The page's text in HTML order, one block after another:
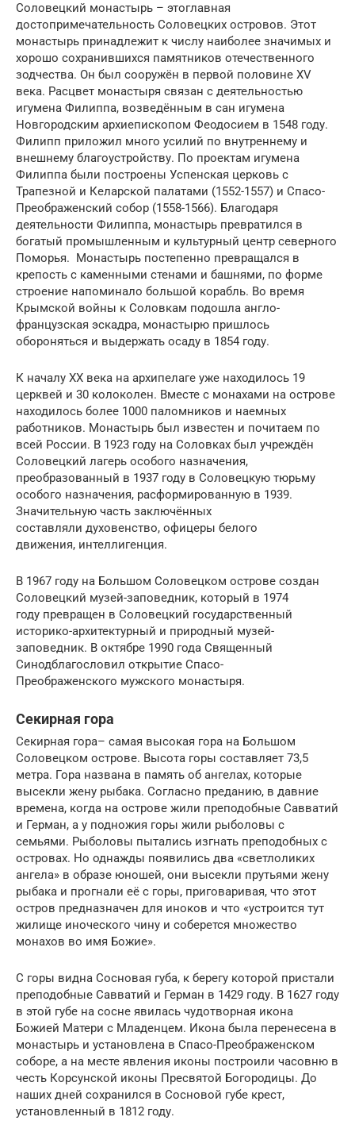
Соловецкий монастырь – этоглавная
достопримечательность Соловецких островов. Этот
монастырь принадлежит к числу наиболее значимых и
хорошо сохранившихся памятников отечественного
зодчества. Он был сооружён в первой половине XV
века. Расцвет монастыря связан с деятельностью
игумена Филиппа, возведённым в сан игумена
Новгородским архиепископом Феодосием в 1548 году.
Филипп приложил много усилий по внутреннему и
внешнему благоустройству. По проектам игумена
Филиппа были построены Успенская церковь с
Трапезной и Келарской палатами (1552-1557) и Спасо-
Преображенский собор (1558-1566). Благодаря
деятельности Филиппа, монастырь превратился в
богатый промышленным и культурный центр северного
Поморья. Монастырь постепенно превращался в
крепость с каменными стенами и башнями, по форме
строение напоминало большой корабль. Во время
Крымской войны к Соловкам подошла англо-
французская эскадра, монастырю пришлось
обороняться и выдержать осаду в 1854 году.
К началу XX века на архипелаге уже находилось 19
церквей и 30 колоколен. Вместе с монахами на острове
находилось более 1000 паломников и наемных
работников. Монастырь был известен и почитаем по
всей России. В 1923 году на Соловках был учреждён
Соловецкий лагерь особого назначения,
преобразованный в 1937 году в Соловецкую тюрьму
особого назначения, расформированную в 1939.
Значительную часть заключённых
составляли духовенство, офицеры белого
движения, интеллигенция.
В 1967 году на Большом Соловецком острове создан
Соловецкий музей-заповедник, который в 1974
году превращен в Соловецкий государственный
историко-архитектурный и природный музей-
заповедник. В октябре 1990 года Священный
Синодблагословил открытие Спасо-
Преображенского мужского монастыря.
Секирная гора
Секирная гора– самая высокая гора на Большом
Соловецком острове. Высота горы составляет 73,5
метра. Гора названа в память об ангелах, которые
высекли жену рыбака. Согласно преданию, в давние
времена, когда на острове жили преподобные Савватий
и Герман, а у подножия горы жили рыболовы с
семьями. Рыболовы пытались изгнать преподобных с
островах. Но однажды появились два «светлоликих
ангела» в образе юношей, они высекли прутьями жену
рыбака и прогнали её с горы, приговаривая, что этот
остров предназначен для иноков и что «устроится тут
жилище иноческого чину и соберется множество
монахов во имя Божие».
С горы видна Сосновая губа, к берегу которой пристали
преподобные Савватий и Герман в 1429 году. В 1627 году
в этой губе на сосне явилась чудотворная икона
Божией Матери с Младенцем. Икона была перенесена в
монастырь и установлена в Спасо-Преображенском
соборе, а на месте явления иконы построили часовню в
честь Корсунской иконы Пресвятой Богородицы. До
наших дней сохранился в Сосновой губе крест,
установленный в 1812 году.